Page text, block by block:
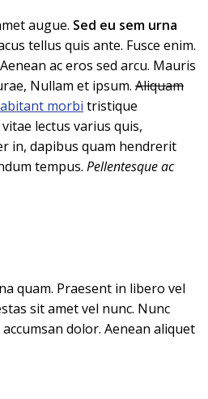
augue. Sed eu sem urna
tellus quis ante. Fusce enim.
ac eros sed arcu. Mauris
Nullam et ipsum. Aliquam
morbi tristique
lectus varius quis,
in, dapibus quam hendrerit
tempus. Pellentesque ac
quam. Praesent in libero vel
sit amet vel nunc. Nunc
dolor. Aenean aliquet